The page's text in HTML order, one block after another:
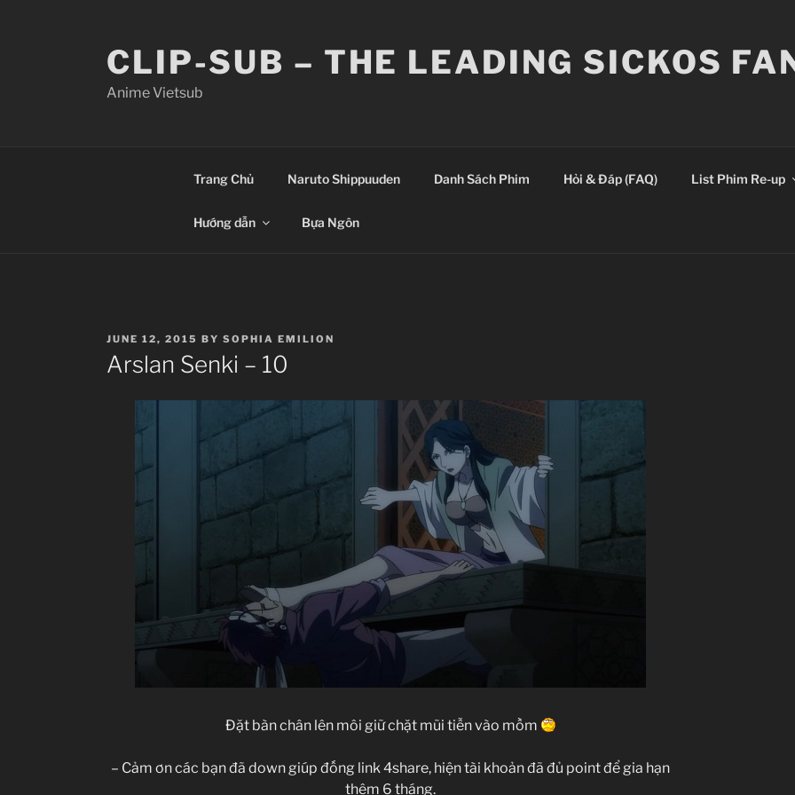
CLIP-SUB – THE LEADING SICKOS
Anime Vietsub
Trang Chủ Naruto Shippuuden Danh Sách Phim Hỏi & Đáp (FAQ) List Phim Re-up
Hướng dẫn Bựa Ngôn
POSTED
ON
JUNE 12, 2015 BY SOPHIA EMILION
Arslan Senki – 10
Đặt bàn chân lên môi giữ chặt mũi tiễn vào mồm
– Cảm ơn các bạn đã down giúp đống link 4share, hiện tài khoản đã đủ point để gia hạn
thêm 6 tháng.